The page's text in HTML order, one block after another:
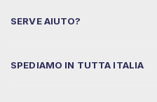
SERVE AIUTO?
SPEDIAMO IN TUTTA ITALIA